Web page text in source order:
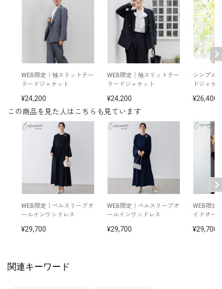
ふとしたときにさっと小物を入れるこ
とができる便利なポケットを両脇に配
置しています。
表地：ポリエステル100％
裏地：ポリエステル95％ポリウレタン5％
その他
洗濯方法：ご自宅で手洗い可
※モデル着用：
ジャケット /
4510956-01
5551335-10
※モデル：身長168cm 9号着用
この商品を見た人はこちらも見ています
WEB限定｜ベルスリーブオ
ールインワンドレス
29,700
WEB限定｜ベルスリーブオ
ールインワンドレス
29,700
WEB限定
イドオー
29,700
WEB限定｜袖スリットテー
ラードジャケット
24,200
WEB限定｜袖スリットテー
ラードジャケット
24,200
シンプル
ドジャケ
26,400
関連キーワード